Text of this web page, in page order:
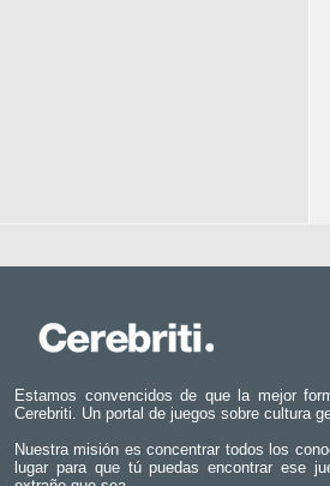
Estamos convencidos de que la mejor
Cerebriti. Un portal de juegos sobre cultura
Nuestra misión es concentrar todos los
lugar para que tú puedas encontrar ese